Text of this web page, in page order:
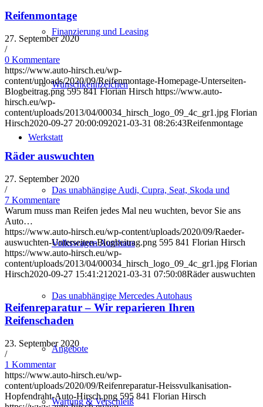
Finanzierung und Leasing
Wunschkennzeichen
Werkstatt
Das unabhängige Audi, Cupra, Seat, Skoda und
Volkswagen Autohaus
Das unabhängige Mercedes Autohaus
Angebote
Wartung & Verschleiß
Reifenmontage
27. September 2020
/
0 Kommentare
https://www.auto-hirsch.eu/wp-
content/uploads/2020/09/Reifenmontage-Homepage-Unterseiten-
Blogbeitrag.png 595 841 Florian Hirsch https://www.auto-
hirsch.eu/wp-
content/uploads/2013/04/00034_hirsch_logo_09_4c_gr1.jpg Florian
Hirsch2020-09-27 20:00:092021-03-31 08:26:43Reifenmontage
Räder auswuchten
27. September 2020
/
7 Kommentare
Warum muss man Reifen jedes Mal neu wuchten, bevor Sie ans
Auto…
https://www.auto-hirsch.eu/wp-content/uploads/2020/09/Raeder-
auswuchten-Unterseiten-Blogbeitrag.png 595 841 Florian Hirsch
https://www.auto-hirsch.eu/wp-
content/uploads/2013/04/00034_hirsch_logo_09_4c_gr1.jpg Florian
Hirsch2020-09-27 15:41:21 2021-03-31 07:50:08Räder auswuchten
Reifenreparatur – Wir reparieren Ihren
Reifenschaden
23. September 2020
/
1 Kommentar
https://www.auto-hirsch.eu/wp-
content/uploads/2020/09/Reifenreparatur-Heissvulkanisation-
Hopfendraht-Auto-Hirsch.png 595 841 Florian Hirsch